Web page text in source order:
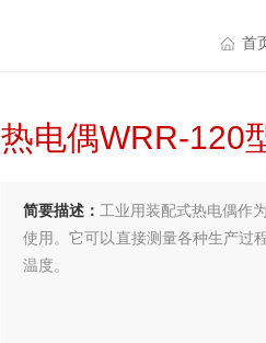
首
热电偶WRR-120
简要描述： 工业用装配式热电偶作
使用。它可以直接测量各种生产
温度。